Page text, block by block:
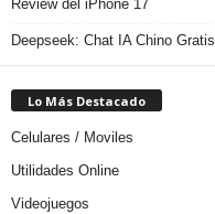
Review del iPhone 17
Deepseek: Chat IA Chino Gratis
Lo Más Destacado
Celulares / Moviles
Utilidades Online
Videojuegos